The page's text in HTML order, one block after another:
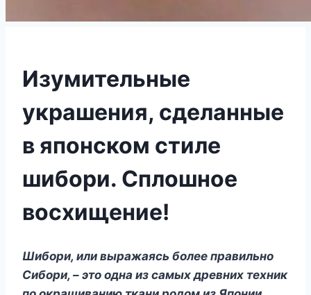
Изумительные
украшения, сделанные
в японском стиле
шибори. Сплошное
восхищение!
Шибори, или выражаясь более правильно
Сибори, – это одна из самых древних техник